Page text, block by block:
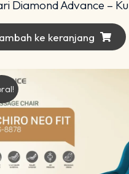
ke keranjang